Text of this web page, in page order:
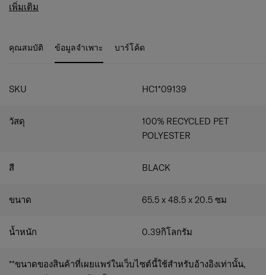
ตอบสนองความต้องการของนักเดินทางยุคใหม่ที่คาดหวังทั้ง
ในด้านสไตล์ ฟังก์ชันการใช้งาน และความน่าเชื่อถือ ทุกรุ่น
ทั้งความทนทานและสวยงามในเวลาเดียวกัน
สามารถใช้ได้กับกระเป๋าเดินทางขนาด 26-28 นิ้ว
พื้นผิวยับยั้งแบคทีเรีย
คงทนมากขึ้น
สามารถพับเก็บได้
เพิ่มเติม
คุณสมบัติ ข้อมูลจำเพาะ บาร์โค้ด
SKU HC1*09139
วัสดุ
100% RECYCLED PET
POLYESTER
สี BLACK
ขนาด 65.5 x 48.5 x 20.5 ซม
น้ำหนัก 0.39กิโลกรัม
**ขนาดของสินค้าที่เผยแพร่ในเว็บไซต์นี้ใช้สำหรับอ้างอิงเท่านั้น,